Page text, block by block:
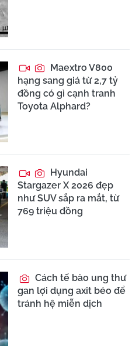
Maextro V800
hạng sang giá từ 2,7 tỷ
đồng có gì cạnh tranh
Toyota Alphard?
Hyundai
Stargazer X 2026 đẹp
như SUV sắp ra mắt, từ
769 triệu đồng
Cách tế bào ung thư
gan lợi dụng axit béo để
tránh hệ miễn dịch